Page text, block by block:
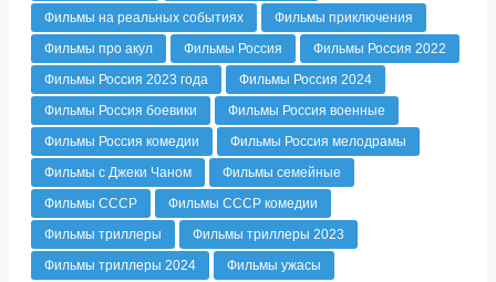
Фильмы на реальных событиях
Фильмы приключения
Фильмы про акул
Фильмы Россия
Фильмы Россия 2022
Фильмы Россия 2023 года
Фильмы Россия 2024
Фильмы Россия боевики
Фильмы Россия военные
Фильмы Россия комедии
Фильмы Россия мелодрамы
Фильмы с Джеки Чаном
Фильмы семейные
Фильмы СССР
Фильмы СССР комедии
Фильмы триллеры
Фильмы триллеры 2023
Фильмы триллеры 2024
Фильмы ужасы